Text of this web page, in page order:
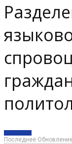
Последнее